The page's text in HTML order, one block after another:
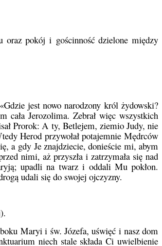
oraz pokój i gościnność dzielone między
jest nowo narodzony król żydowski?
cała Jerozolima. Zebrał więc wszystkich
Prorok: A ty, Betlejem, ziemio Judy, nie
Herod przywołał potajemnie Mędrców
a gdy Je znajdziecie, donieście mi, abym
nimi, aż przyszła i zatrzymała się nad
upadli na twarz i oddali Mu pokłon.
udali się do swojej ojczyzny.
Maryi i św. Józefa, uświęć i nasz dom
niech stale składa Ci uwielbienie